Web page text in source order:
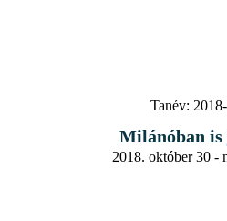
Tanév:
Milánóban
2018. október 30 -